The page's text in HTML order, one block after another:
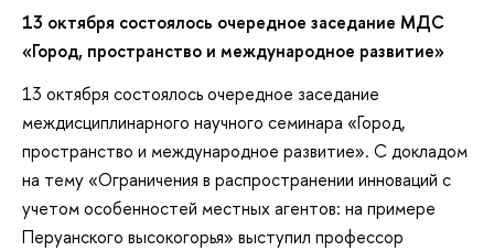
13 октября состоялось очередное заседание МДС
«Город, пространство и международное развитие»
13 октября состоялось очередное заседание
междисциплинарного научного семинара «Город,
пространство и международное развитие». С докладом
на тему «Ограничения в распространении инноваций с
учетом особенностей местных агентов: на примере
Перуанского высокогорья» выступил профессор